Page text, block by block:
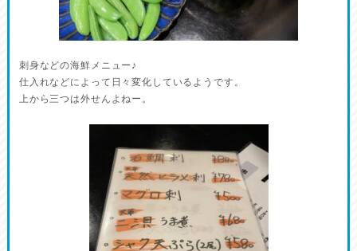
刺身などの海鮮メニュー♪
仕入れなどによって日々変化しているようです。
上から三つは外せんよねー。